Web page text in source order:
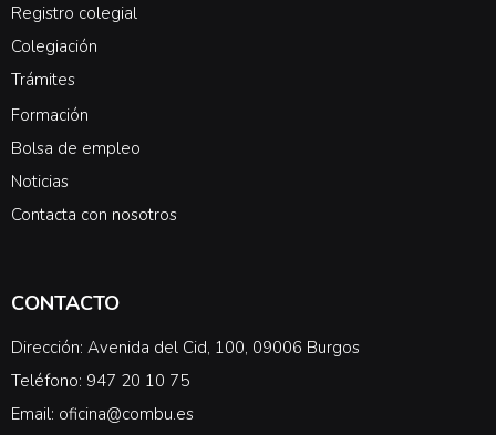
Registro colegial
Colegiación
Trámites
Formación
Bolsa de empleo
Noticias
Contacta con nosotros
CONTACTO
Dirección: Avenida del Cid, 100, 09006 Burgos
Teléfono: 947 20 10 75
Email: oficina@combu.es